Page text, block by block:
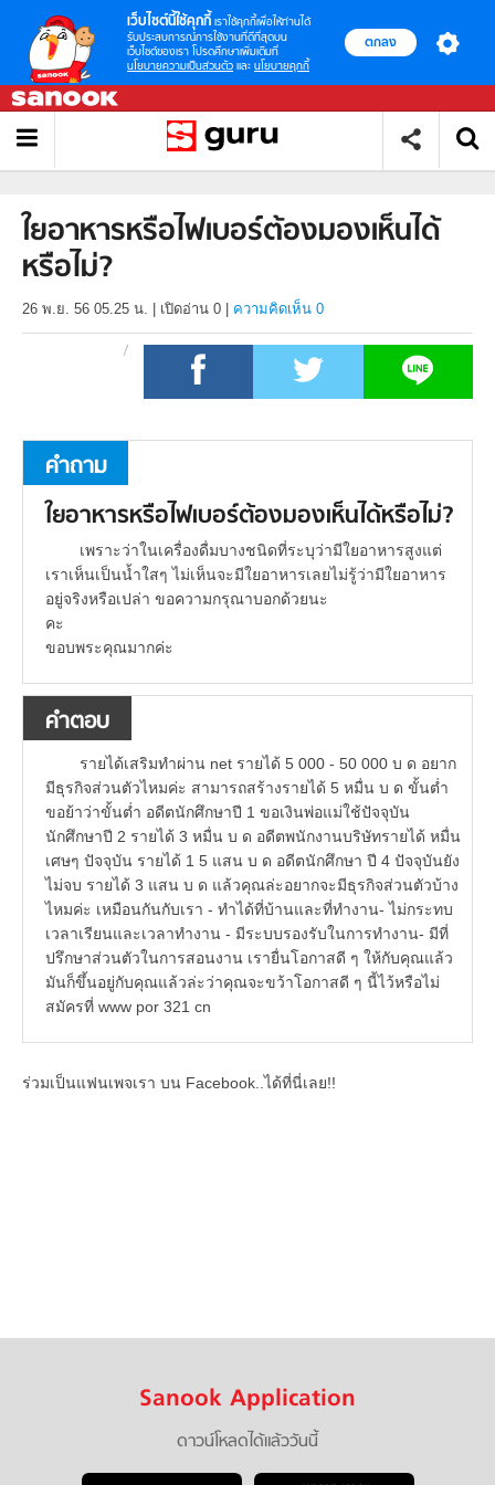
เว็บไซต์นี้ใช้คุกกี้ เราใช้คุกกี้เพื่อให้ท่านได้
รับประสบการณ์การใช้งานที่ดีที่สุดบน
เว็บไซต์ของเรา โปรดศึกษาเพิ่มเติมที่
นโยบายความเป็นส่วนตัว และ นโยบายคุกกี้
ตกลง
ใยอาหารหรือไฟเบอร์ต้องมองเห็นได้
หรือไม่?
26 พ.ย. 56 05.25 น. เปิดอ่าน 0 ความคิดเห็น 0
คำถาม
ใยอาหารหรือไฟเบอร์ต้องมองเห็นได้หรือไม่?
เพราะว่าในเครื่องดื่มบางชนิดที่ระบุว่ามีใยอาหารสูงแต่
เราเห็นเป็นน้ำใสๆ ไม่เห็นจะมีใยอาหารเลยไม่รู้ว่ามีใยอาหาร
อยู่จริงหรือเปล่า ขอความกรุณาบอกด้วยนะ
คะ
ขอบพระคุณมากค่ะ
คำตอบ
รายได้เสริมทำผ่าน net รายได้ 5 000 - 50 000 บ ด อยาก
มีธุรกิจส่วนตัวไหมค่ะ สามารถสร้างรายได้ 5 หมื่น บ ด ขั้นต่ำ
ขอย้าว่าขั้นต่ำ อดีตนักศึกษาปี 1 ขอเงินพ่อแม่ใช้ปัจจุบัน
นักศึกษาปี 2 รายได้ 3 หมื่น บ ด อดีตพนักงานบริษัทรายได้ หมื่น
เศษๆ ปัจจุบัน รายได้ 1 5 แสน บ ด อดีตนักศึกษา ปี 4 ปัจจุบันยัง
ไม่จบ รายได้ 3 แสน บ ด แล้วคุณล่ะอยากจะมีธุรกิจส่วนตัวบ้าง
ไหมค่ะ เหมือนกันกับเรา - ทำได้ที่บ้านและที่ทำงาน- ไม่กระทบ
เวลาเรียนและเวลาทำงาน - มีระบบรองรับในการทำงาน- มีที่
ปรึกษาส่วนตัวในการสอนงาน เรายื่นโอกาสดี ๆ ให้กับคุณแล้ว
มันก็ขึ้นอยู่กับคุณแล้วล่ะว่าคุณจะขว้าโอกาสดี ๆ นี้ไว้หรือไม่
สมัครที่ www por 321 cn
ร่วมเป็นแฟนเพจเรา บน Facebook..ได้ที่นี่เลย!!
Sanook Application
ดาวน์โหลดได้แล้ววันนี้